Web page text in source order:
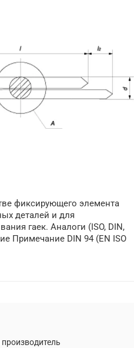
фиксирующего элемента
деталей и для
гаек. Аналоги (ISO, DIN,
Примечание DIN 94 (EN ISO